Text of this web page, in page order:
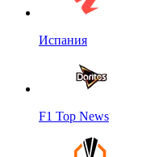
Испания
F1 Top News